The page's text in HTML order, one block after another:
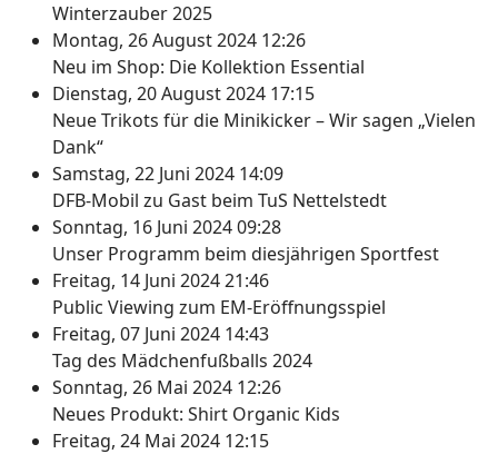
Winterzauber 2025
Montag, 26 August 2024 12:26
Neu im Shop: Die Kollektion Essential
Dienstag, 20 August 2024 17:15
Neue Trikots für die Minikicker – Wir sagen „Vielen
Dank“
Samstag, 22 Juni 2024 14:09
DFB-Mobil zu Gast beim TuS Nettelstedt
Sonntag, 16 Juni 2024 09:28
Unser Programm beim diesjährigen Sportfest
Freitag, 14 Juni 2024 21:46
Public Viewing zum EM-Eröffnungsspiel
Freitag, 07 Juni 2024 14:43
Tag des Mädchenfußballs 2024
Sonntag, 26 Mai 2024 12:26
Neues Produkt: Shirt Organic Kids
Freitag, 24 Mai 2024 12:15